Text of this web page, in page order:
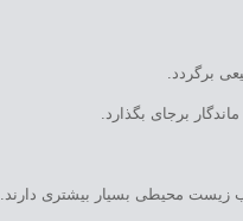
برجای بگذارد.
زیست محیطی بسیار بیشتری دارند.